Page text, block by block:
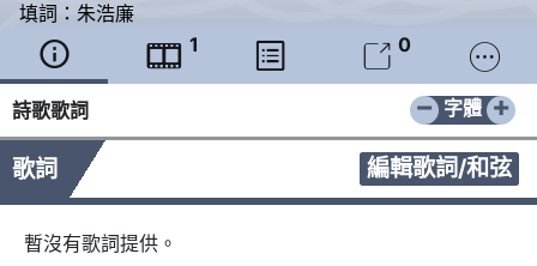
填詞： 朱浩廉
  1   0 
詩歌歌詞 − +
字體
歌詞 編輯歌詞/和弦
暫沒有歌詞提供。